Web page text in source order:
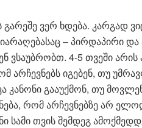
ვერ ხდება. კარგად
– პირდაპირი
ვსაუბრობთ. 4-5 თვეში
იგებენ, თუ
კანონი გააუქმონ, თუ
რომ არჩევნებზე არ
სამი თვის შემდეგ